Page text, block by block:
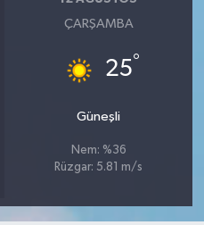
ÇARŞAMBA
25°
Güneşli
Nem: %36
Rüzgar: 5.81 m/s